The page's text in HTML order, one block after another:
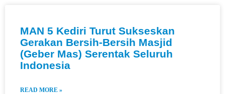
MAN 5 Kediri Turut Sukseskan
Gerakan Bersih-Bersih Masjid
(Geber Mas) Serentak Seluruh
Indonesia
READ MORE »